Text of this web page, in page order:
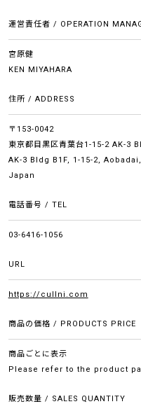
運営責任者 / OPERATION
宮原健
KEN MIYAHARA
住所 / ADDRESS
〒153-0042
東京都目黒区青葉台1-15-2 AK-3
AK-3 Bldg B1F, 1-15-2,
Japan
電話番号 / TEL
03-6416-1056
URL
https://cullni.com
商品の価格 / PRODUCTS PRICE
商品ごとに表示
Please refer to the product
販売数量 / SALES QUANTITY